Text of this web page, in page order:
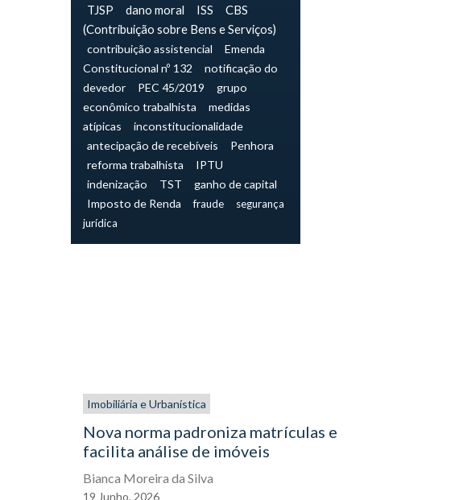
TJSP
dano moral ISS
CBS
(Contribuição sobre Bens e Serviços)
contribuição assistencial
Emenda
Constitucional nº 132
notificação do
devedor
PEC 45/2019
grupo
econômico trabalhista
medidas
atípicas
inconstitucionalidade
antecipação de recebíveis
Penhora
reforma trabalhista
IPTU
indenização
TST
ganho de capital
Imposto de Renda
fraude
segurança
jurídica
Imobiliária e Urbanística
Nova norma padroniza matrículas e
facilita análise de imóveis
Bianca Moreira da Silva
19 Junho, 2026